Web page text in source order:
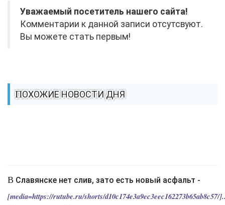
Уважаемый посетитель нашего сайта!
Комментарии к данной записи отсутсвуют.
Вы можете стать первым!
ПОХОЖИЕ НОВОСТИ ДНЯ
В Славянске нет слив, зато есть новый асфальт -
[media=https://rutube.ru/shorts/d10c174e3a9ec3eec162273b65ab8c57/